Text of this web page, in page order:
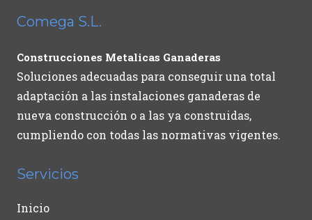
Comega S.L.
Construcciones Metalicas Ganaderas
Soluciones adecuadas para conseguir una total
adaptación a las instalaciones ganaderas de
nueva construcción o a las ya construidas,
cumpliendo con todas las normativas vigentes.
Servicios
Inicio